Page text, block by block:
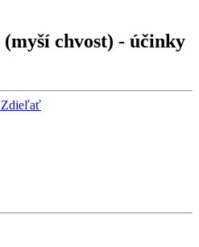
chvost) - účinky
Zdieľať